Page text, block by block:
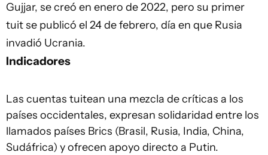
Gujjar, se creó en enero de 2022, pero su primer
tuit se publicó el 24 de febrero, día en que Rusia
invadió Ucrania.
Indicadores
Las cuentas tuitean una mezcla de críticas a los
países occidentales, expresan solidaridad entre los
llamados países Brics (Brasil, Rusia, India, China,
Sudáfrica) y ofrecen apoyo directo a Putin.